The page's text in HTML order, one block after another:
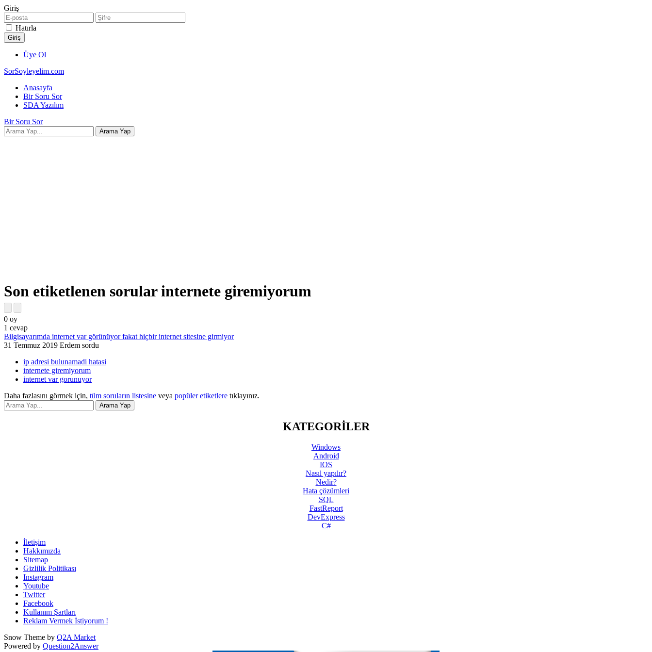
Giriş
Hatırla
Üye Ol
SorSoyleyelim.com
Anasayfa
Bir Soru Sor
SDA Yazılım
Bir Soru Sor
Son etiketlenen sorular internete giremiyorum
0 oy
1 cevap
Bilgisayarımda internet var görünüyor fakat hiçbir internet sitesine girmiyor
31 Temmuz 2019 Erdem sordu
ip adresi bulunamadi hatasi
internete giremiyorum
internet var gorunuyor
Daha fazlasını görmek için, tüm soruların listesine veya popüler etiketlere tıklayınız.
KATEGORİLER
Windows
Android
IOS
Nasıl yapılır?
Nedir?
Hata çözümleri
SQL
FastReport
DevExpress
C#
İletişim
Hakkımızda
Sitemap
Gizlilik Politikası
Instagram
Youtube
Twitter
Facebook
Kullanım Şartları
Reklam Vermek İstiyorum !
Snow Theme by Q2A Market
Powered by Question2Answer